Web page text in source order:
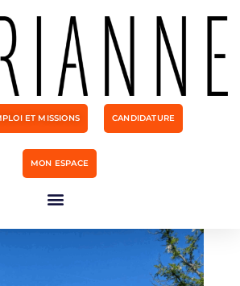
ET MISSIONS CANDIDATURE
MON ESPACE